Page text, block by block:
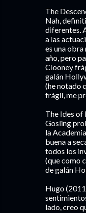
The
Nah,
diferentes.
a las
es una obra
año, pero
Clooney
galán
(he notado
frágil, me
The Ides of
Gosling
la
buena a
todos los
(que como
de galán
Hugo
lado, creo